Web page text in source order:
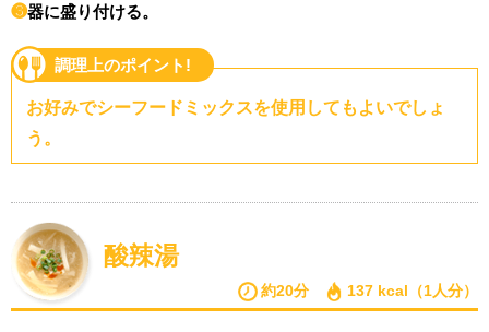
❸器に盛り付ける。
調理上のポイント!
お好みでシーフードミックスを使用してもよいでしょ
う。
酸辣湯
約20分 137 kcal（1人分）